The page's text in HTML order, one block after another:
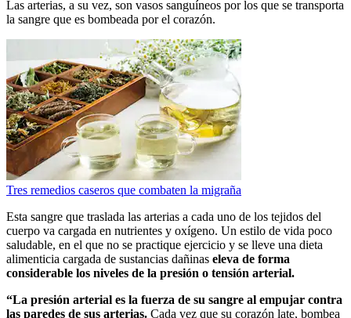
Las arterias, a su vez, son vasos sanguíneos por los que se transporta
la sangre que es bombeada por el corazón.
Tres remedios caseros que combaten la migraña
Esta sangre que traslada las arterias a cada uno de los tejidos del
cuerpo va cargada en nutrientes y oxígeno. Un estilo de vida poco
saludable, en el que no se practique ejercicio y se lleve una dieta
alimenticia cargada de sustancias dañinas eleva de forma
considerable los niveles de la presión o tensión arterial.
“La presión arterial es la fuerza de su sangre al empujar contra
las paredes de sus arterias. Cada vez que su corazón late, bombea